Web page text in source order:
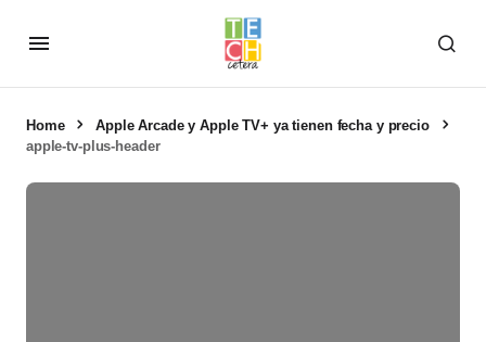
Home
Apple Arcade y Apple TV+ ya tienen fecha y precio
apple-tv-plus-header